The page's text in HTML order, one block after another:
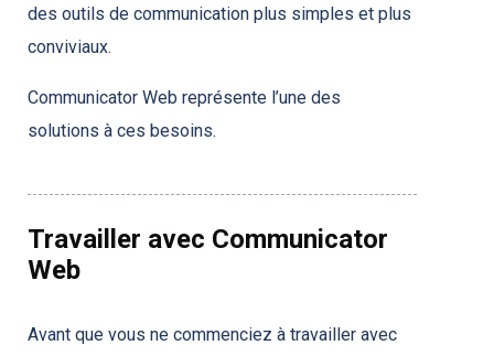
des outils de communication plus simples et plus
conviviaux.
Communicator Web représente l’une des
solutions à ces besoins.
Travailler avec Communicator
Web
Avant que vous ne commenciez à travailler avec